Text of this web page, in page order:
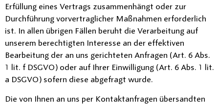
Erfüllung eines Vertrags zusammenhängt oder zur
Durchführung vorvertraglicher Maßnahmen erforderlich
ist. In allen übrigen Fällen beruht die Verarbeitung auf
unserem berechtigten Interesse an der effektiven
Bearbeitung der an uns gerichteten Anfragen (Art. 6 Abs.
1 lit. f DSGVO) oder auf Ihrer Einwilligung (Art. 6 Abs. 1 lit.
a DSGVO) sofern diese abgefragt wurde.
Die von Ihnen an uns per Kontaktanfragen übersandten